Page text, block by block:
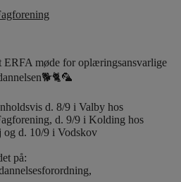
møde for oplæringsansvarlige
d. 8/9 i Valby hos
d. 9/9 i Kolding hos
og d. 10/9 i Vodskov
på: